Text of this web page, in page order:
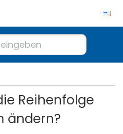
Reihenfolge
ändern?